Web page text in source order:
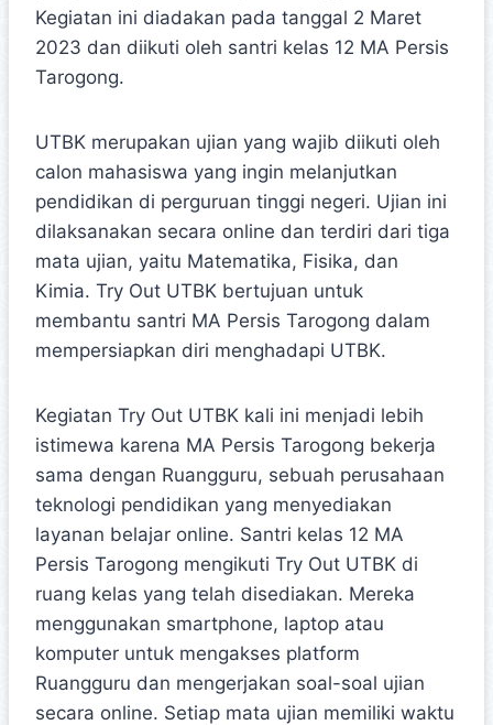
Kegiatan ini diadakan pada tanggal 2 Maret
2023 dan diikuti oleh santri kelas 12 MA Persis
Tarogong.
UTBK merupakan ujian yang wajib diikuti oleh
calon mahasiswa yang ingin melanjutkan
pendidikan di perguruan tinggi negeri. Ujian ini
dilaksanakan secara online dan terdiri dari tiga
mata ujian, yaitu Matematika, Fisika, dan
Kimia. Try Out UTBK bertujuan untuk
membantu santri MA Persis Tarogong dalam
mempersiapkan diri menghadapi UTBK.
Kegiatan Try Out UTBK kali ini menjadi lebih
istimewa karena MA Persis Tarogong bekerja
sama dengan Ruangguru, sebuah perusahaan
teknologi pendidikan yang menyediakan
layanan belajar online. Santri kelas 12 MA
Persis Tarogong mengikuti Try Out UTBK di
ruang kelas yang telah disediakan. Mereka
menggunakan smartphone, laptop atau
komputer untuk mengakses platform
Ruangguru dan mengerjakan soal-soal ujian
secara online. Setiap mata ujian memiliki waktu